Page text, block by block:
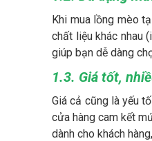
Khi mua lồng mèo
chất liệu khác nhau
giúp bạn dễ dàng
1.3. Giá tốt,
Giá cả cũng là yếu
cửa hàng cam kết
dành cho khách